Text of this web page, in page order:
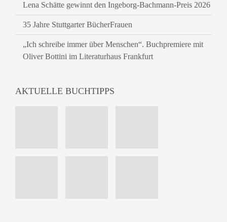
Lena Schätte gewinnt den Ingeborg-Bachmann-Preis 2026
35 Jahre Stuttgarter BücherFrauen
„Ich schreibe immer über Menschen“. Buchpremiere mit
Oliver Bottini im Literaturhaus Frankfurt
AKTUELLE BUCHTIPPS